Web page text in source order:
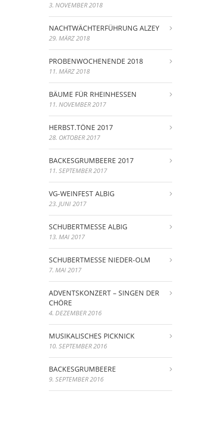
3. NOVEMBER 2018
NACHTWÄCHTERFÜHRUNG ALZEY
29. MÄRZ 2018
PROBENWOCHENENDE 2018
11. MÄRZ 2018
BÄUME FÜR RHEINHESSEN
11. NOVEMBER 2017
HERBST.TÖNE 2017
28. OKTOBER 2017
BACKESGRUMBEERE 2017
11. SEPTEMBER 2017
VG-WEINFEST ALBIG
23. JUNI 2017
SCHUBERTMESSE ALBIG
13. MAI 2017
SCHUBERTMESSE NIEDER-OLM
7. MAI 2017
ADVENTSKONZERT – SINGEN DER
CHÖRE
4. DEZEMBER 2016
MUSIKALISCHES PICKNICK
10. SEPTEMBER 2016
BACKESGRUMBEERE
9. SEPTEMBER 2016